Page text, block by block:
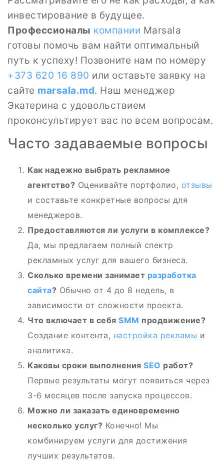
инвестирование в будущее.
Профессионалы компании Marsala
готовы помочь вам найти оптимальный
путь к успеху! Позвоните нам по номеру
+373 620 16 890 или оставьте заявку на
сайте marsala.md. Наш менеджер
Экатерина с удовольствием
проконсультирует вас по всем вопросам.
Часто задаваемые вопросы
Как надежно выбрать рекламное
агентство? Оценивайте портфолио, отзывы
и составьте конкретные вопросы для
менеджеров.
Предоставляются ли услуги в комплексе?
Да, мы предлагаем полный спектр
рекламных услуг для вашего бизнеса.
Сколько времени занимает разработка
сайта? Обычно от 4 до 8 недель, в
зависимости от сложности проекта.
Что включает в себя SMM продвижение?
Создание контента, настройка рекламы и
аналитика.
Каковы сроки выполнения SEO работ?
Первые результаты могут появиться через
3-6 месяцев после запуска процессов.
Можно ли заказать единовременно
несколько услуг? Конечно! Мы
комбинируем услуги для достижения
лучших результатов.